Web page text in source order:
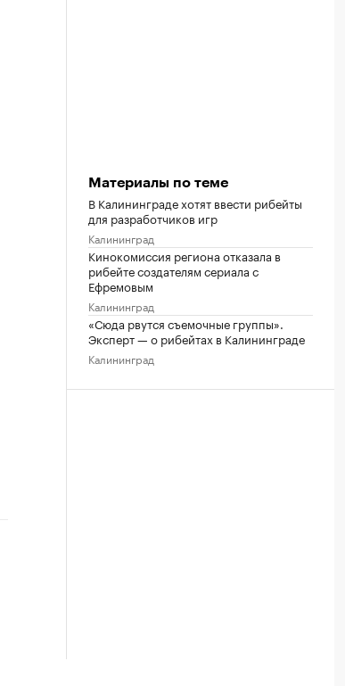
Материалы по теме
В Калининграде хотят ввести рибейты
для разработчиков игр
Калининград
Кинокомиссия региона отказала в
рибейте создателям сериала с
Ефремовым
Калининград
«Сюда рвутся съемочные группы».
Эксперт — о рибейтах в Калининграде
Калининград